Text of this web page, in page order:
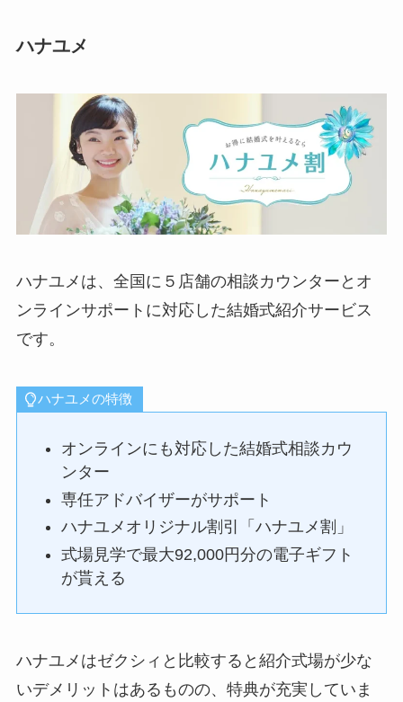
ハナユメ
ハナユメは、全国に５店舗の相談カウンターとオ
ンラインサポートに対応した結婚式紹介サービス
です。
ハナユメの特徴
オンラインにも対応した結婚式相談カウ
ンター
専任アドバイザーがサポート
ハナユメオリジナル割引「ハナユメ割」
式場見学で最大92,000円分の電子ギフト
が貰える
ハナユメはゼクシィと比較すると紹介式場が少な
いデメリットはあるものの、特典が充実していま